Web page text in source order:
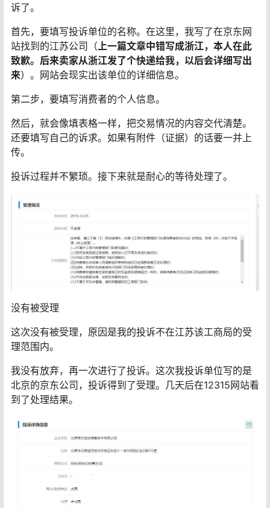
诉了。
首先，要填写投诉单位的名称。在这里，我写了在京东网
站找到的江苏公司（上一篇文章中错写成浙江，本人在此
致歉。后来卖家从浙江发了个快递给我，以后会详细写出
来）。网站会现实出该单位的详细信息。
第二步，要填写消费者的个人信息。
然后，就会像填表格一样，把交易情况的内容交代清楚。
还要填写自己的诉求。如果有附件（证据）的话要一并上
传。
投诉过程并不繁琐。接下来就是耐心的等待处理了。
没有被受理
这次没有被受理，原因是我的投诉不在江苏该工商局的受
理范围内。
我没有放弃，再一次进行了投诉。这次我投诉单位写的是
北京的京东公司，投诉得到了受理。几天后在12315网站看
到了处理结果。